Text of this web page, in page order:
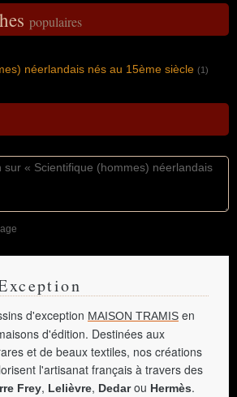
populaires
néerlandais nés au 15ème siècle (1)
d'exception MAISON TRAMIS en
d'édition. Destinées aux
et de beaux textiles, nos créations
l'artisanat français à travers des
Frey, Lelièvre, Dedarou Hermès.